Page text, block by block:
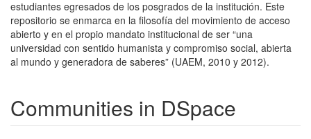
estudiantes egresados de los posgrados de la institución. Este
repositorio se enmarca en la filosofía del movimiento de acceso
abierto y en el propio mandato institucional de ser “una
universidad con sentido humanista y compromiso social, abierta
al mundo y generadora de saberes” (UAEM, 2010 y 2012).
Communities in DSpace